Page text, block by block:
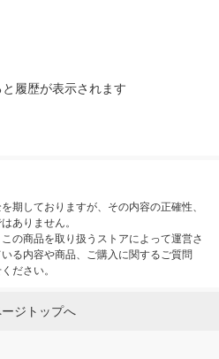
履歴が表示されます
期しておりますが、その内容の正確性、
ありません。
の商品を取り扱うストアによって運営さ
る内容や商品、ご購入に関するご質問
ださい。
ジトップへ